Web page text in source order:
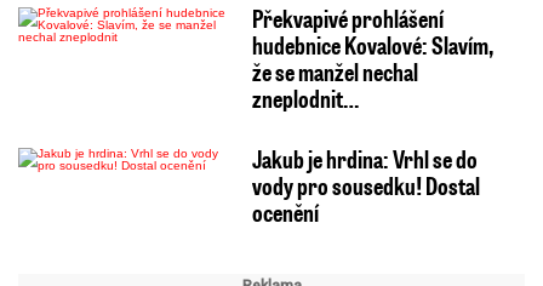
Překvapivé prohlášení
hudebnice Kovalové: Slavím,
že se manžel nechal
zneplodnit…
Jakub je hrdina: Vrhl se do
vody pro sousedku! Dostal
ocenění